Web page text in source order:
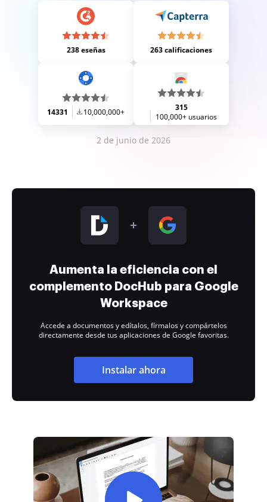
238 eseñas 263 calificaciones
14331 10,000,000+
315
100,000+ usuarios
2 de junio de 2026
Aumenta la eficiencia con el
complemento DocHub para Google
Workspace
Accede a documentos y edítalos, fírmalos y compártelos
directamente desde tus aplicaciones de Google favoritas.
Instalar ahora